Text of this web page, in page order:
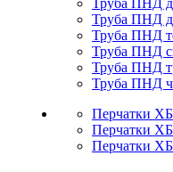
Труба ПНД
Труба ПНД
Труба ПНД
Труба ПНД
Труба ПНД
Перчатки ХБ
Перчатки
Перчатки